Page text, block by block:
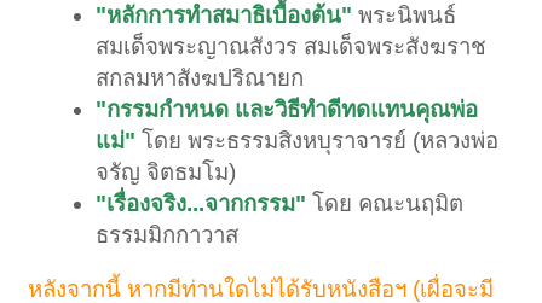
"หลักการทำสมาธิเบื้องต้น" พระนิพนธ์
สมเด็จพระญาณสังวร สมเด็จพระสังฆราช
สกลมหาสังฆปริณายก
"กรรมกำหนด และวิธีทำดีทดแทนคุณพ่อ
แม่" โดย พระธรรมสิงหบุราจารย์ (หลวงพ่อ
จรัญ จิตธมโม)
"เรื่องจริง...จากกรรม" โดย คณะนฤมิต
ธรรมมิกกาวาส
หลังจากนี้ หากมีท่านใดไม่ได้รับหนังสือฯ (เผื่อจะมี